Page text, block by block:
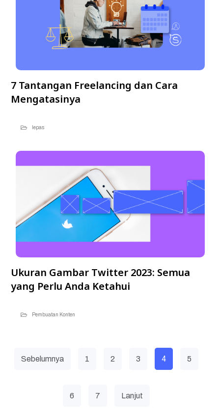
7 Tantangan Freelancing dan Cara
Mengatasinya
lepas
Ukuran Gambar Twitter 2023: Semua
yang Perlu Anda Ketahui
Pembuatan Konten
Sebelumnya 1 2 3 4 5
6 7 Lanjut